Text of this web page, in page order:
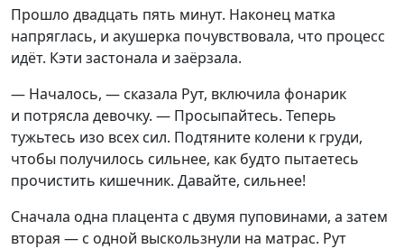
Прошло двадцать пять минут. Наконец матка
напряглась, и акушерка почувствовала, что процесс
идёт. Кэти застонала и заёрзала.
— Началось, — сказала Рут, включила фонарик
и потрясла девочку. — Просыпайтесь. Теперь
тужьтесь изо всех сил. Подтяните колени к груди,
чтобы получилось сильнее, как будто пытаетесь
прочистить кишечник. Давайте, сильнее!
Сначала одна плацента с двумя пуповинами, а затем
вторая — с одной выскользнули на матрас. Рут